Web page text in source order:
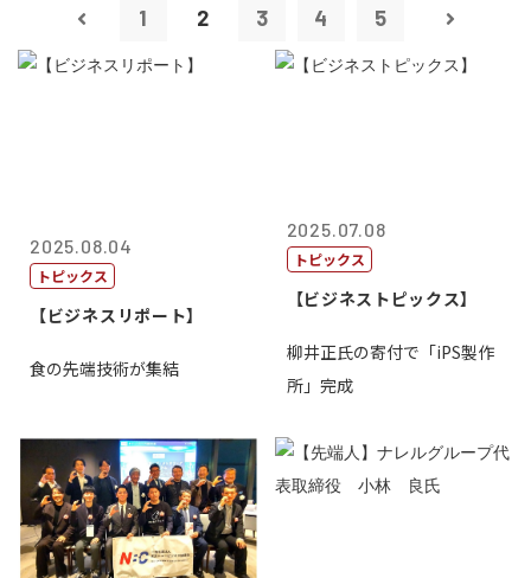
1 2 3 4 5
2025.08.04
トピックス
【ビジネスリポート】
食の先端技術が集結
2025.07.08
トピックス
【ビジネストピックス】
柳井正氏の寄付で「iPS製作
所」完成